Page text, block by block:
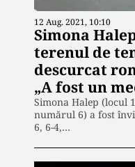
12 Aug. 2021, 10:10
Simona
terenul de
descurcat
„A fost un
Simona Halep (locul
numărul 6) a fost
6, 6-4,…